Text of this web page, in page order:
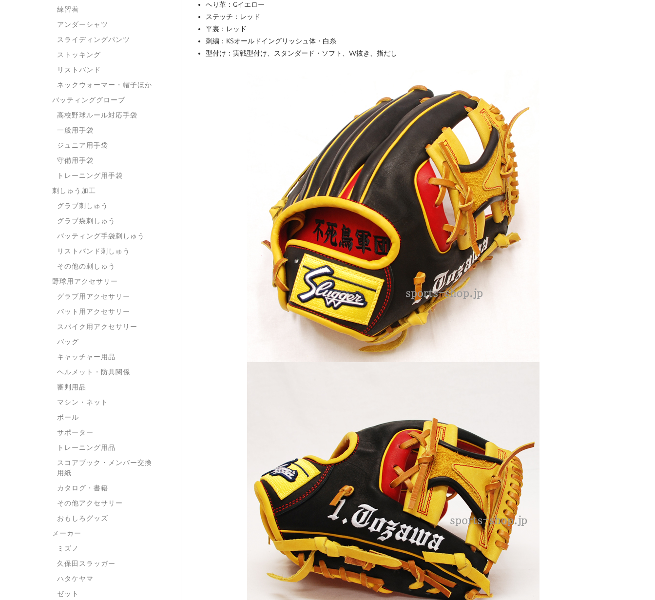
へり革：Gイエロー
ステッチ：レッド
平裏：レッド
刺繍：KSオールドイングリッシュ体・白糸
型付け：実戦型付け、スタンダード・ソフト、W抜き、指だし
練習着
アンダーシャツ
スライディングパンツ
ストッキング
リストバンド
ネックウォーマー・帽子ほか
バッティンググローブ
高校野球ルール対応手袋
一般用手袋
ジュニア用手袋
守備用手袋
トレーニング用手袋
刺しゅう加工
グラブ刺しゅう
グラブ袋刺しゅう
バッティング手袋刺しゅう
リストバンド刺しゅう
その他の刺しゅう
野球用アクセサリー
グラブ用アクセサリー
バット用アクセサリー
スパイク用アクセサリー
バッグ
キャッチャー用品
ヘルメット・防具関係
審判用品
マシン・ネット
ボール
サポーター
トレーニング用品
スコアブック・メンバー交換
用紙
カタログ・書籍
その他アクセサリー
おもしろグッズ
メーカー
ミズノ
久保田スラッガー
ハタケヤマ
ゼット